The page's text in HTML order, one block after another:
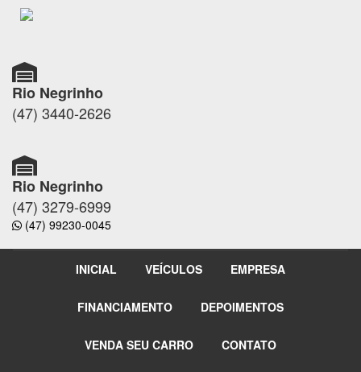
Rio Negrinho
(47) 3440-2626
Rio Negrinho
(47) 3279-6999
(47) 99230-0045
INICIAL VEÍCULOS EMPRESA
FINANCIAMENTO DEPOIMENTOS
VENDA SEU CARRO CONTATO